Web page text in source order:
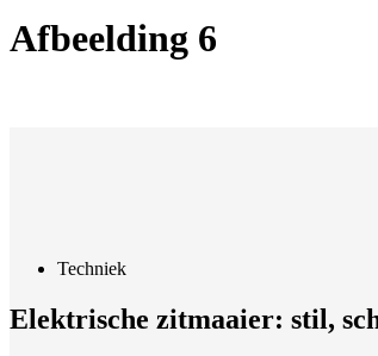
Afbeelding 6
Techniek
Elektrische zitmaaier: stil,